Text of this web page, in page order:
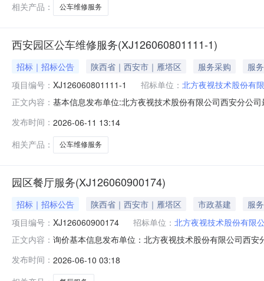
相关产品：
公车维修服务
西安园区公车维修服务(XJ126060801111-1)
招标｜招标公告 陕西省｜西安市｜雁塔区 服务采购
服务
项目编号： XJ126060801111-1 招标单位： 北方夜视技术股份有
正文内容： 基本信息发布单位:北方夜视技术股份有限公司西安分公
年；可报价时间开始时间2026-06-1112:00:00结束时间
发布时间： 2026-06-11 13:14
相关产品：
公车维修服务
园区餐厅服务(XJ126060900174)
招标｜招标公告 陕西省｜西安市｜雁塔区 市政基建
服务
项目编号： XJ126060900174 招标单位： 北方夜视技术股份有限
正文内容： 询价基本信息发布单位：北方夜视技术股份有限公司西
发布时间： 2026-06-10 03:18